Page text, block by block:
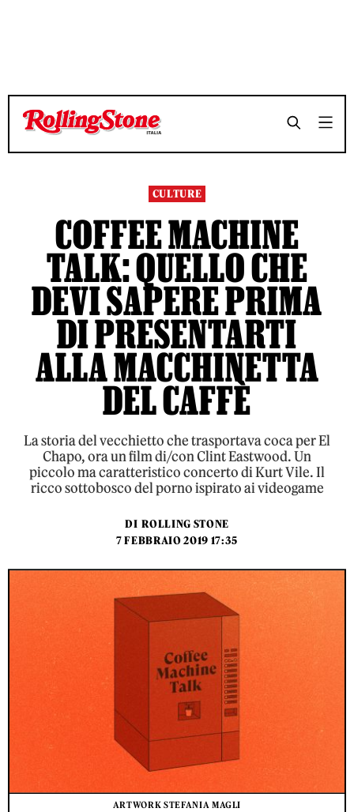
TEMPO DI LETTURA 4 MINUTI SHARE
TEMPO DI LETTURA 4 MINUTI SHARE
CULTURE
COFFEE MACHINE
TALK: QUELLO CHE
DEVI SAPERE PRIMA
DI PRESENTARTI
ALLA MACCHINETTA
DEL CAFFÈ
La storia del vecchietto che trasportava coca per El
Chapo, ora un film di/con Clint Eastwood. Un
piccolo ma caratteristico concerto di Kurt Vile. Il
ricco sottobosco del porno ispirato ai videogame
DI ROLLING STONE
7 FEBBRAIO 2019 17:35
ARTWORK STEFANIA MAGLI